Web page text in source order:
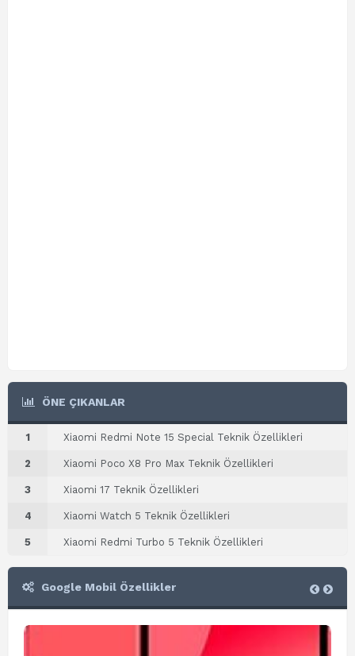
ÖNE ÇIKANLAR
1 Xiaomi Redmi Note 15 Special Teknik Özellikleri
2 Xiaomi Poco X8 Pro Max Teknik Özellikleri
3 Xiaomi 17 Teknik Özellikleri
4 Xiaomi Watch 5 Teknik Özellikleri
5 Xiaomi Redmi Turbo 5 Teknik Özellikleri
Google Mobil Özellikler